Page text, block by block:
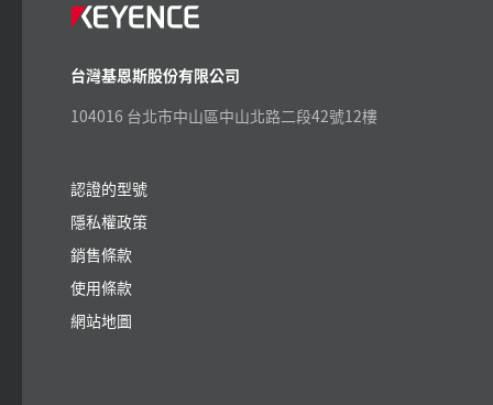
台灣基恩斯股份有限公司
104016 台北市中山區中山北路二段42號12樓
認證的型號
隱私權政策
銷售條款
使用條款
網站地圖